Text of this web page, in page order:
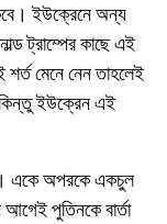
ইউক্রেনে অন্য
ট্রাম্পের কাছে এই
শর্ত মেনে নেন তাহলেই
ইউক্রেন এই
একে অপরকে একচুল
পুতিনকে বার্তা